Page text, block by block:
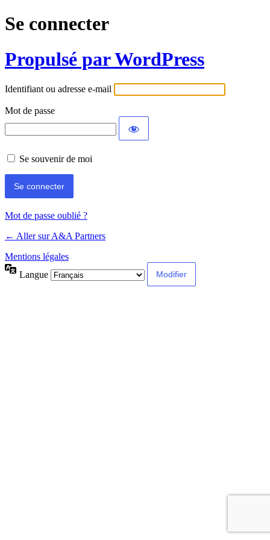
Se connecter
Propulsé par WordPress
Identifiant ou adresse e-mail
Mot de passe
Se souvenir de moi
Mot de passe oublié ?
← Aller sur A&A Partners
Mentions légales
Langue